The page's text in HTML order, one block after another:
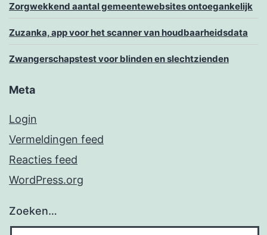
Zorgwekkend aantal gemeentewebsites ontoegankelijk
Zuzanka, app voor het scanner van houdbaarheidsdata
Zwangerschapstest voor blinden en slechtzienden
Meta
Login
Vermeldingen feed
Reacties feed
WordPress.org
Zoeken…